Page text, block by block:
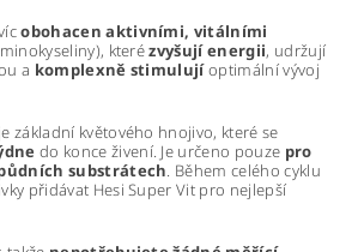
obohacen aktivními, vitálními
kterézvyšují energii, udržují
a komplexně stimulujíoptimální vývoj
základní květového hnojivo, které se
do konce živení. Je určeno pouze pro
substrátech. Během celého cyklu
přidávat Hesi Super Vit pro nejlepší